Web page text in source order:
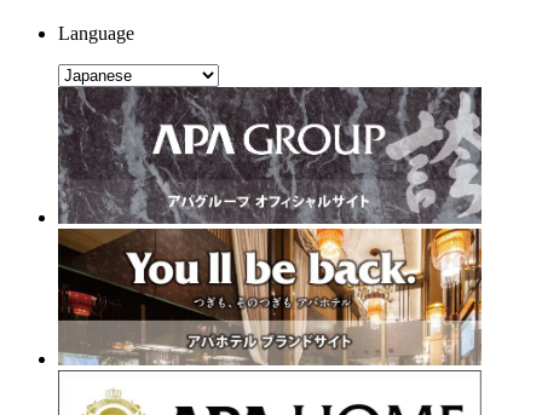
Language